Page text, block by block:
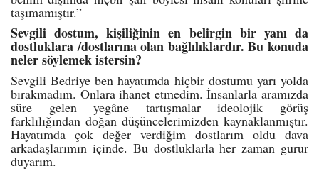
taşımamıştır.”
Sevgili dostum, kişiliğinin en belirgin bir yanı da
dostluklara /dostlarına olan bağlılıklardır. Bu konuda
neler söylemek istersin?
Sevgili Bedriye ben hayatımda hiçbir dostumu yarı yolda
bırakmadım. Onlara ihanet etmedim. İnsanlarla aramızda
süre gelen yegâne tartışmalar ideolojik görüş
farklılığından doğan düşüncelerimizden kaynaklanmıştır.
Hayatımda çok değer verdiğim dostlarım oldu dava
arkadaşlarımın içinde. Bu dostluklarla her zaman gurur
duyarım.